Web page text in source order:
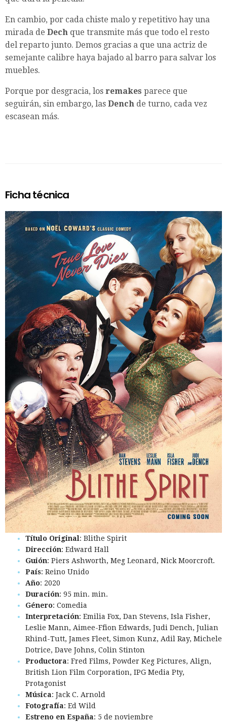
En cambio, por cada chiste malo y repetitivo hay una
mirada de Dech que transmite más que todo el resto
del reparto junto. Demos gracias a que una actriz de
semejante calibre haya bajado al barro para salvar los
muebles.
Porque por desgracia, los remakes parece que
seguirán, sin embargo, las Dench de turno, cada vez
escasean más.
Ficha técnica
Título Original: Blithe Spirit
Dirección: Edward Hall
Guión: Piers Ashworth, Meg Leonard, Nick Moorcroft.
País: Reino Unido
Año: 2020
Duración: 95 min. min.
Género: Comedia
Interpretación: Emilia Fox, Dan Stevens, Isla Fisher,
Leslie Mann, Aimee-Ffion Edwards, Judi Dench, Julian
Rhind-Tutt, James Fleet, Simon Kunz, Adil Ray, Michele
Dotrice, Dave Johns, Colin Stinton
Productora: Fred Films, Powder Keg Pictures, Align,
British Lion Film Corporation, IPG Media Pty,
Protagonist
Música: Jack C. Arnold
Fotografía: Ed Wild
Estreno en España: 5 de noviembre